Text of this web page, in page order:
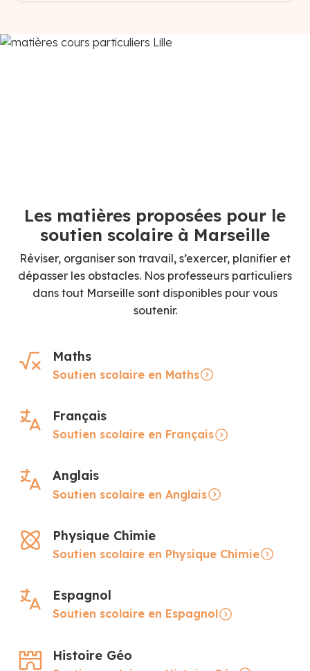
Les matières proposées pour le
soutien scolaire à Marseille
Réviser, organiser son travail, s’exercer, planifier et
dépasser les obstacles. Nos professeurs particuliers
dans tout Marseille sont disponibles pour vous
soutenir.
Maths
Soutien scolaire en Maths
Français
Soutien scolaire en Français
Anglais
Soutien scolaire en Anglais
Physique Chimie
Soutien scolaire en Physique Chimie
Espagnol
Soutien scolaire en Espagnol
Histoire Géo